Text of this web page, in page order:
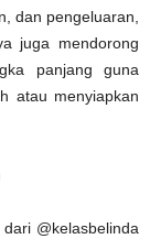
dan pengeluaran,
juga mendorong
panjang guna
atau menyiapkan
@kelasbelinda